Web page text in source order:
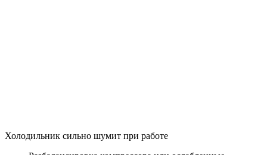
Холодильник сильно шумит при работе